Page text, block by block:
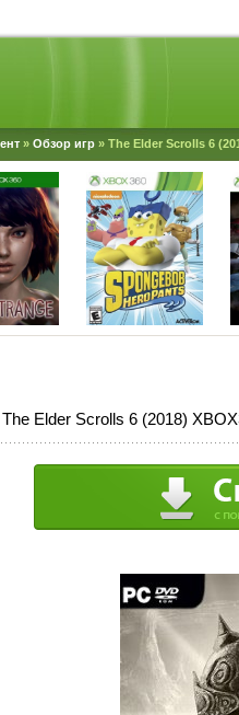
» Обзор игр » The Elder Scrolls 6
The Elder Scrolls 6 (2018)